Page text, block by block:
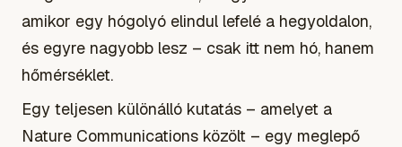
amikor egy hógolyó elindul lefelé a hegyoldalon,
és egyre nagyobb lesz – csak itt nem hó, hanem
hőmérséklet.
Egy teljesen különálló kutatás – amelyet a
Nature Communications közölt – egy meglepő